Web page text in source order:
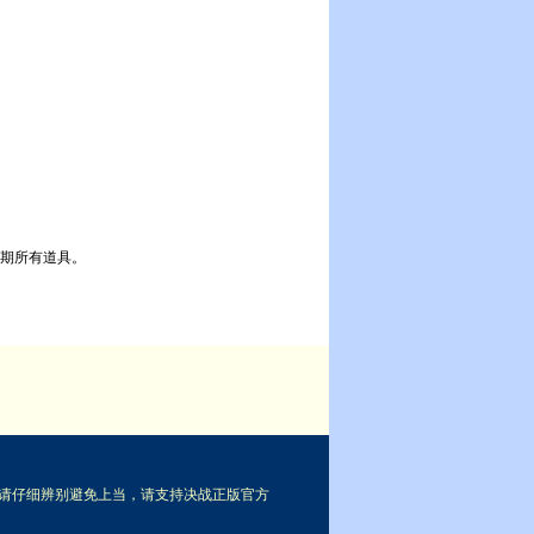
有道具。
仔细辨别避免上当，请支持决战正版官方